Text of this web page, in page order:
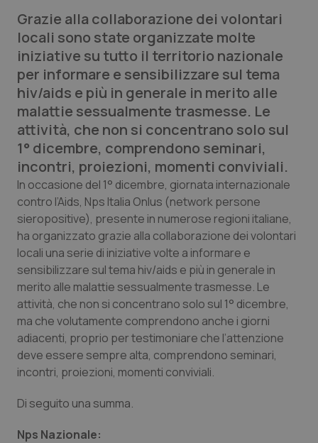
Edizioni Regionali
QS Pro
Professionisti Sanitari.AI
Abruzzo
Basilicata
Calabria
Campania
Emilia-Romagna
Friuli Venezia Giulia
Lazio
Lombardia
QS Pro Gold
Artrite & artrosi
Asma & BPCO
Car-T
Colesterolo & coronaropatie
Dermatite Atopica
Diabete & glucometri
Dolore
QS Club Newsletter
Grazie alla collaborazione dei volontari
locali sono state organizzate molte
iniziative su tutto il territorio nazionale
per informare e sensibilizzare sul tema
hiv/aids e più in generale in merito alle
malattie sessualmente trasmesse. Le
attività, che non si concentrano solo sul
1° dicembre, comprendono seminari,
incontri, proiezioni, momenti conviviali.
In occasione del 1° dicembre, giornata internazionale
contro l’Aids, Nps Italia Onlus (network persone
sieropositive), presente in numerose regioni italiane,
ha organizzato grazie alla collaborazione dei volontari
locali una serie di iniziative volte a informare e
sensibilizzare sul tema hiv/aids e più in generale in
merito alle malattie sessualmente trasmesse. Le
attività, che non si concentrano solo sul 1° dicembre,
ma che volutamente comprendono anche i giorni
adiacenti, proprio per testimoniare che l’attenzione
deve essere sempre alta, comprendono seminari,
incontri, proiezioni, momenti conviviali.
Di seguito una summa.
Nps Nazionale: